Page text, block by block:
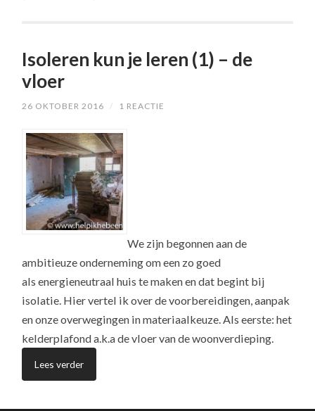
Isoleren kun je leren (1) – de
vloer
26 OKTOBER 2016 / 1 REACTIE
We zijn begonnen aan de
ambitieuze onderneming om een zo goed
als energieneutraal huis te maken en dat begint bij
isolatie. Hier vertel ik over de voorbereidingen, aanpak
en onze overwegingen in materiaalkeuze. Als eerste: het
kelderplafond a.k.a de vloer van de woonverdieping.
Lees verder